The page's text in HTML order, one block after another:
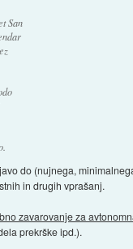
San
do (nujnega,
in drugih vprašanj.
zavarovanje za
prekrške ipd.).